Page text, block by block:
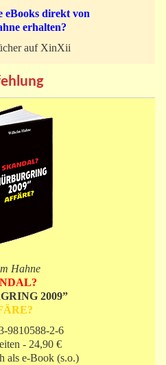
eBooks direkt von
erhalten?
Hahne
2009”
9810588-2-6
- 24,90 €
als e-Book (s.o.)